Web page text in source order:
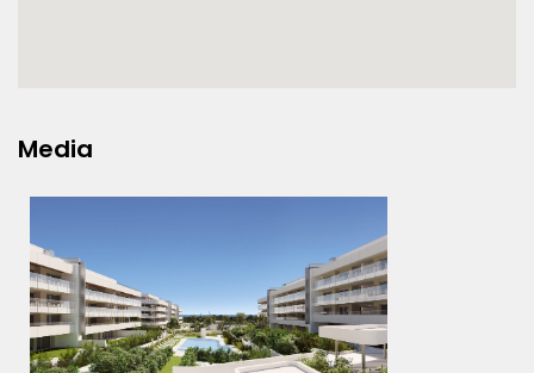
Media